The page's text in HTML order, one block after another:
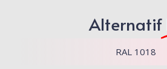
Alternatif
RAL 1018